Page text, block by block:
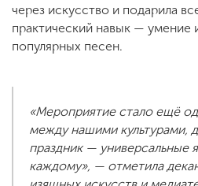
через искусство и подарила
практический навык — умение
популярных песен.
«Мероприятие стало ещё
между нашими культурами,
праздник — универсальные
каждому», — отметила